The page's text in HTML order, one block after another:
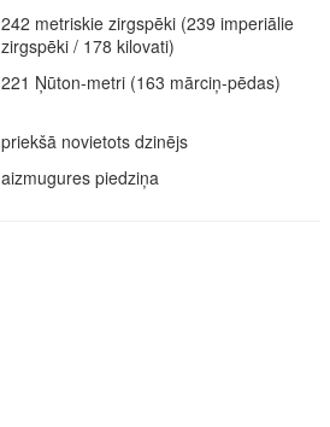
242 metriskie zirgspēki (239 imperiālie
zirgspēki / 178 kilovati)
221 Ņūton-metri (163 mārciņ-pēdas)
priekšā novietots dzinējs
aizmugures piedziņa